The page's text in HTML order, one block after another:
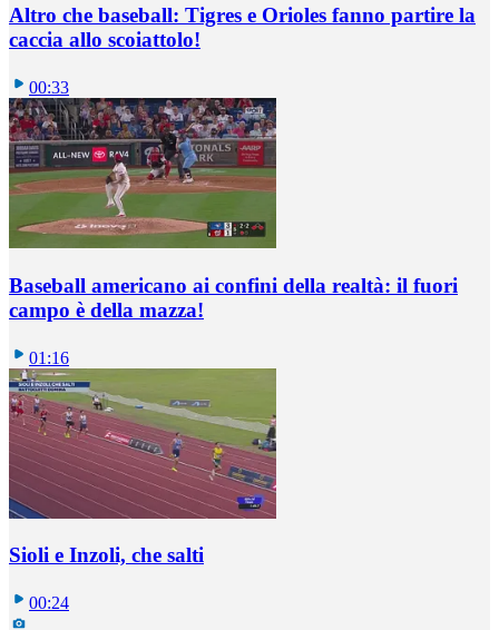
Altro che baseball: Tigres e Orioles fanno partire la
caccia allo scoiattolo!
00:33
Baseball americano ai confini della realtà: il fuori
campo è della mazza!
01:16
Sioli e Inzoli, che salti
00:24